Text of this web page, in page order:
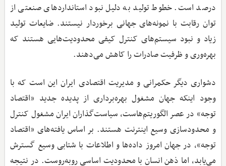
درصد است. خطوط تولید به دلیل نبود استانداردهای صنعتی از
توان رقابت با نمونه‌های جهانی برخوردار نیستند. ضایعات تولید
زیاد و نبود سیستم‌های کنترل کیفی محدودیت‌هایی هستند که
بهره‌وری و ظرفیت صادرات را کاهش می‌دهند.
دشواری دیگر حکمرانی و مدیریت اقتصادی ایران این است که با
وجود اینکه جهان مشغول بهره‌برداری از پدیده جدید «اقتصاد
توجه» در عصر الگوریتم‌هاست، سیاست‌گذاران ایران مشغول کنترل
و محدودسازی وسیع اینترنت هستند. بر اساس یافته‌های «اقتصاد
توجه»، در جهان امروز داده‌ها و اطلاعات با شتابی وسیع گسترش
می‌یابد، اما ذهن انسان با محدودیت اساسی روبه‌روست. در نتیجه